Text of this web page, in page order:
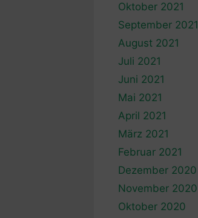
Oktober 2021
September 2021
August 2021
Juli 2021
Juni 2021
Mai 2021
April 2021
März 2021
Februar 2021
Dezember 2020
November 2020
Oktober 2020